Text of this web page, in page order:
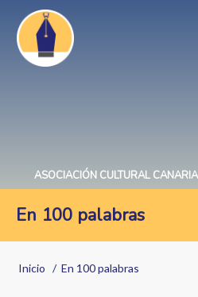
Pasar
contenido
principal
ASOCIACIÓN CULTURAL
En 100 palabras
Sobrescribir
Inicio En 100 palabras